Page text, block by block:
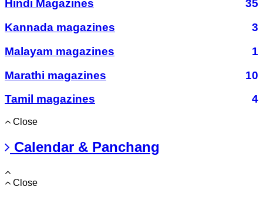
Hindi Magazines
35
Kannada magazines
3
Malayam magazines
1
Marathi magazines
10
Tamil magazines
4
Close
Calendar & Panchang
Close